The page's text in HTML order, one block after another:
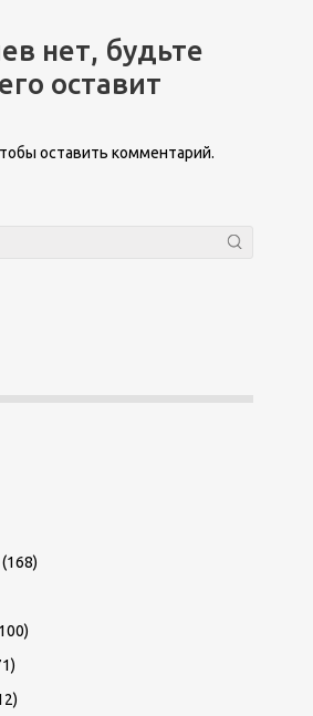
нет, будьте
оставит
оставить комментарий.
(168)